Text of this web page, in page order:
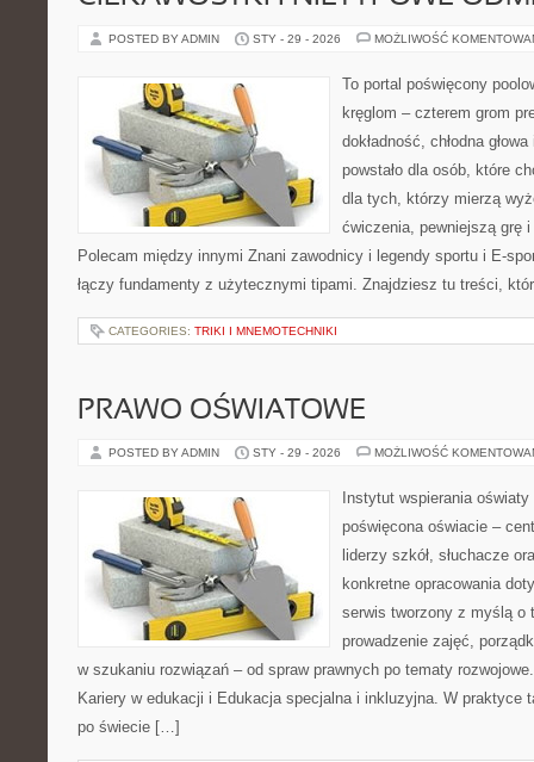
POSTED BY ADMIN STY - 29 - 2026 MOŻLIWOŚĆ
To portal poświęcony
kręglom – czterem grom
dokładność, chłodna
powstało dla osób, które
dla tych, którzy mierzą
ćwiczenia, pewniejszą grę
Polecam między innymi Znani zawodnicy i legendy sportu i E-
łączy fundamenty z użytecznymi tipami. Znajdziesz tu treści,
CATEGORIES: TRIKI I MNEMOTECHNIKI
PRAWO OŚWIATOWE
POSTED BY ADMIN STY - 29 - 2026 MOŻLIWOŚĆ
Instytut wspierania
poświęcona oświacie –
liderzy szkół, słuchacze
konkretne opracowania
serwis tworzony z myślą o
prowadzenie zajęć,
w szukaniu rozwiązań – od spraw prawnych po tematy
Kariery w edukacji i Edukacja specjalna i inkluzyjna. W praktyce
po świecie […]